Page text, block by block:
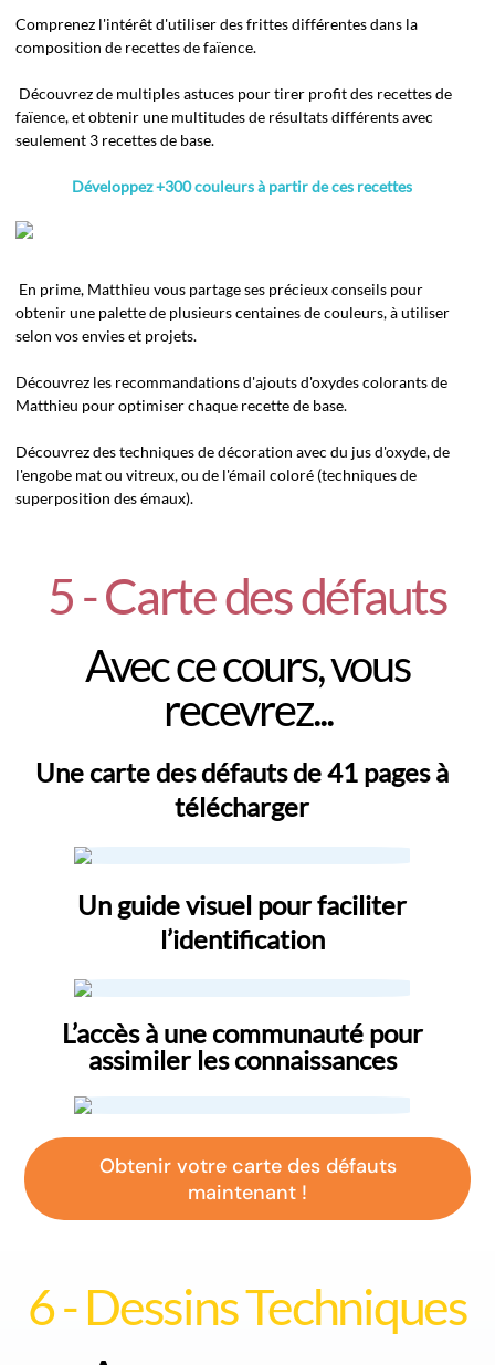
Comprenez l'intérêt d'utiliser des frittes différentes dans la
composition de recettes de faïence.
Découvrez de multiples astuces pour tirer profit des recettes de
faïence, et obtenir une multitudes de résultats différents avec
seulement 3 recettes de base.
Développez +300 couleurs à partir de ces recettes
En prime, Matthieu vous partage ses précieux conseils pour
obtenir une palette de plusieurs centaines de couleurs, à utiliser
selon vos envies et projets.
Découvrez les recommandations d'ajouts d'oxydes colorants de
Matthieu pour optimiser chaque recette de base.
Découvrez des techniques de décoration avec du jus d'oxyde, de
l'engobe mat ou vitreux, ou de l'émail coloré (techniques de
superposition des émaux).
5 - Carte des défauts
Avec ce cours, vous
recevrez...
Une carte des défauts de 41 pages à
télécharger
Un guide visuel pour faciliter
l’identification
L’accès à une communauté pour
assimiler les connaissances
Obtenir votre carte des défauts
maintenant !
6 - Dessins Techniques